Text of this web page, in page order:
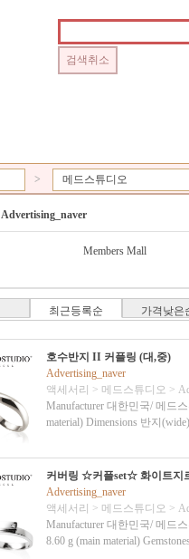
> 메드스튜디오
Advertising_naver
Members Mall
최근등록순 가격낮은
호수반지 II 커플링 (대,중)
Advertising_naver
액세서리 > 메드스튜디오 >
Manufacturer 대한민국/ 메드
material) Dimensions 반지
커버링 ☆커플set☆ 화이트지
Advertising_naver
액세서리 > 메드스튜디오 >
Manufacturer 대한민국/ 메드스
8.60 g (main material)